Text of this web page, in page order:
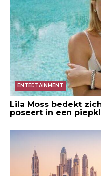
ENTERTAINMENT
Lila Moss bedekt
poseert in een